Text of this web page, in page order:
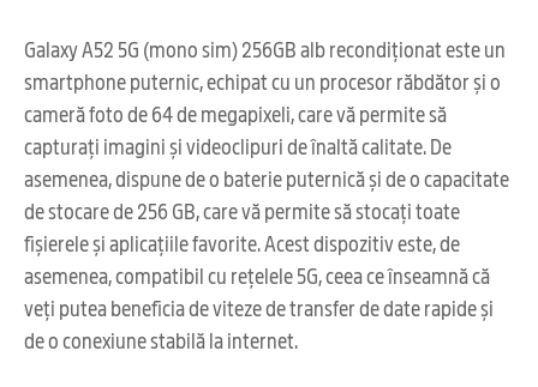
Galaxy A52 5G (mono sim) 256GB alb recondiționat este un
smartphone puternic, echipat cu un procesor răbdător și o
cameră foto de 64 de megapixeli, care vă permite să
capturați imagini și videoclipuri de înaltă calitate. De
asemenea, dispune de o baterie puternică și de o capacitate
de stocare de 256 GB, care vă permite să stocați toate
fișierele și aplicațiile favorite. Acest dispozitiv este, de
asemenea, compatibil cu rețelele 5G, ceea ce înseamnă că
veți putea beneficia de viteze de transfer de date rapide și
de o conexiune stabilă la internet.